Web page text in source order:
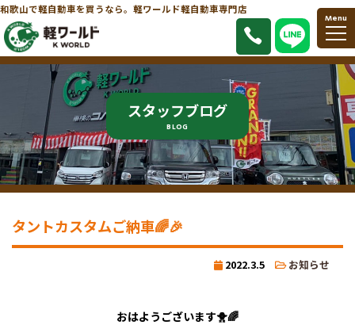
和歌山で軽自動車を買うなら。軽ワールド軽自動車専門店
Menu
スタッフブログ
BLOG
タントカスタムご納車🌈🎉
2022.3.5 お知らせ
おはようございます🐥🌈